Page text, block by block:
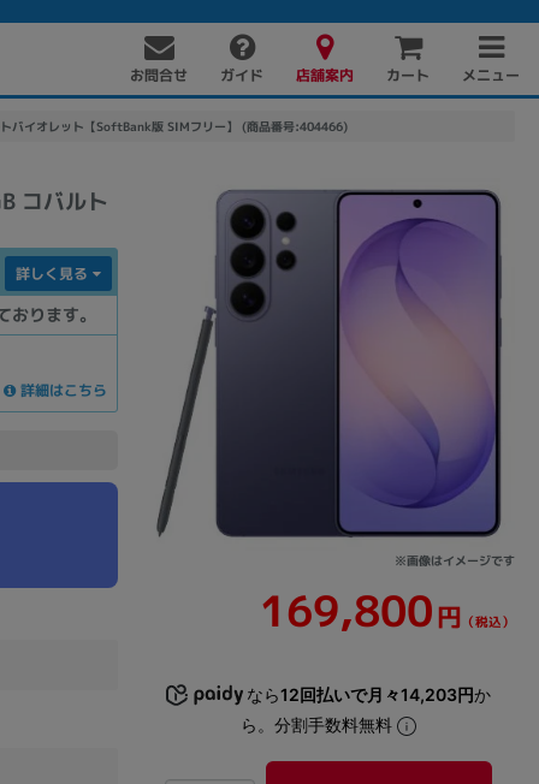
お問合せ ガイド 店舗案内 カート メニュー
バイオレット【SoftBank版 SIMフリー】 (商品番号:404466)
コバルト
※画像はイメージです
169,800円 （税込）
なら12回払いで月々14,203円か
ら。分割手数料無料
ります。
詳しく見る
詳細はこちら